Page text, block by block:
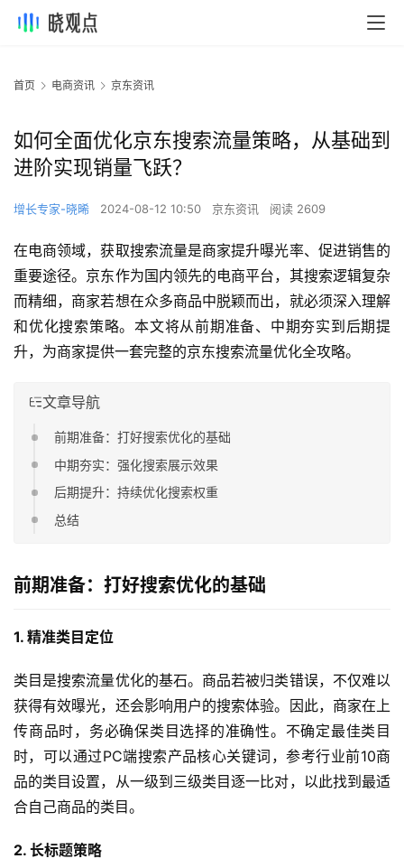
首页 电商资讯 京东资讯
如何全面优化京东搜索流量策略，从基础到
进阶实现销量飞跃？
增长专家-晓晞 2024-08-12 10:50 京东资讯 阅读 2609
在电商领域，获取搜索流量是商家提升曝光率、促进销售的
重要途径。京东作为国内领先的电商平台，其搜索逻辑复杂
而精细，商家若想在众多商品中脱颖而出，就必须深入理解
和优化搜索策略。本文将从前期准备、中期夯实到后期提
升，为商家提供一套完整的京东搜索流量优化全攻略。
文章导航
前期准备：打好搜索优化的基础
中期夯实：强化搜索展示效果
后期提升：持续优化搜索权重
总结
前期准备：打好搜索优化的基础
1. 精准类目定位
类目是搜索流量优化的基石。商品若被归类错误，不仅难以
获得有效曝光，还会影响用户的搜索体验。因此，商家在上
传商品时，务必确保类目选择的准确性。不确定最佳类目
时，可以通过PC端搜索产品核心关键词，参考行业前10商
品的类目设置，从一级到三级类目逐一比对，以此找到最适
合自己商品的类目。
2. 长标题策略